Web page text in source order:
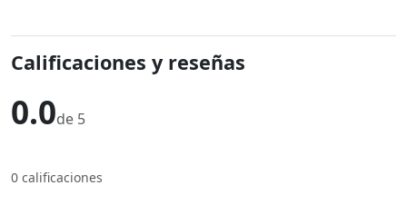
Calificaciones y reseñas
0.0de 5
0 calificaciones